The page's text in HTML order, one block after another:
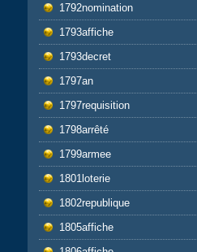
1792nomination
1793affiche
1793decret
1797an
1797requisition
1798arrêté
1799armee
1801loterie
1802republique
1805affiche